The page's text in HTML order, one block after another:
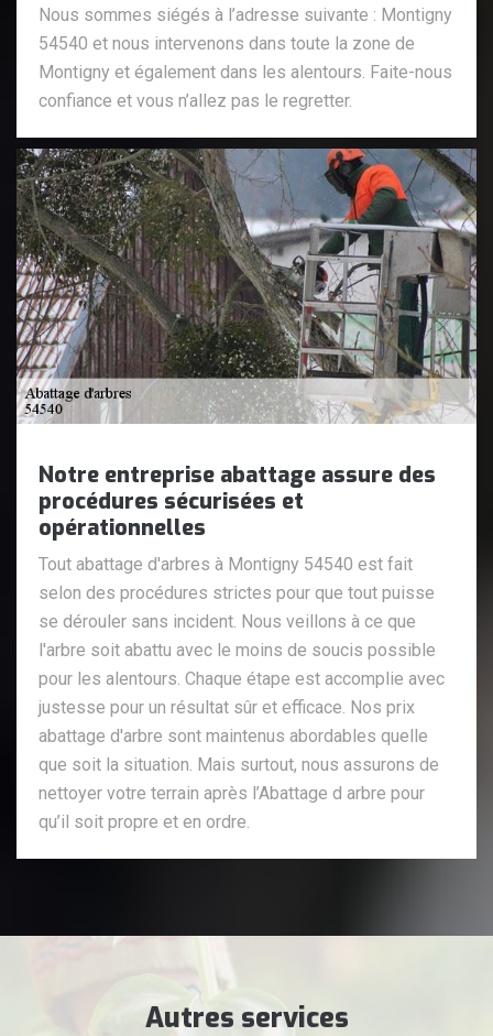
Nous sommes siégés à l’adresse suivante : Montigny
54540 et nous intervenons dans toute la zone de
Montigny et également dans les alentours. Faite-nous
confiance et vous n’allez pas le regretter.
Notre entreprise abattage assure des
procédures sécurisées et
opérationnelles
Tout abattage d'arbres à Montigny 54540 est fait
selon des procédures strictes pour que tout puisse
se dérouler sans incident. Nous veillons à ce que
l'arbre soit abattu avec le moins de soucis possible
pour les alentours. Chaque étape est accomplie avec
justesse pour un résultat sûr et efficace. Nos prix
abattage d'arbre sont maintenus abordables quelle
que soit la situation. Mais surtout, nous assurons de
nettoyer votre terrain après l’Abattage d arbre pour
qu’il soit propre et en ordre.
Autres services